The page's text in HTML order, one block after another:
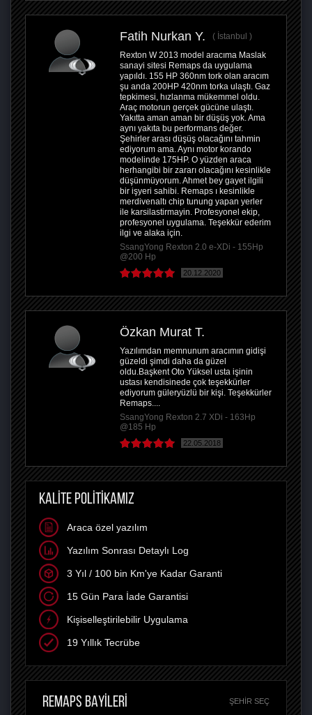
Fatih Nurkan Y.
İstanbul
Rexton W 2013 model aracıma Maslak
sanayi sitesi Remaps da uygulama
yapıldı. 155 HP 360nm tork olan aracım
şu anda 200HP 420nm torka ulaştı. Gaz
tepkimesi, hızlanma mükemmel oldu.
Araç motorun gerçek gücüne ulaştı.
Yakıtta aman aman bir düşüş yok. Ama
aynı yakıta bu performans değer.
Şehirler arası düşüş olacağını tahmin
ediyorum ama. Aynı motor korando
modelinde 175HP. O yüzden araca
herhangibi bir zararı olacağını kesinlikle
düşünmüyorum. Ahmet bey gayet ilgili
bir işyeri sahibi. Remaps ı kesinlikle
merdivenaltı chip tunung yapan yerler
ile karsilastirmayin. Profesyonel ekip,
profesyonel uygulama. Teşekkür ederim
ilgi ve alaka için.
SsangYong Rexton 2.0 e-XDi - 155Hp
@200 Hp
20.12.2020
Özkan Murat T.
Yazılımdan memnunum aracımın gidişi
güzeldi şimdi daha da güzel
oldu.Başkent Oto Yüksel usta işinin
ustası kendisinede çok teşekkürler
ediyorum güleryüzlü bir kişi. Teşekkürler
Remaps....
SsangYong Rexton 2.7 XDi - 163Hp
@185 Hp
22.05.2018
KALİTE POLİTİKAMIZ
Araca özel yazılım
Yazılım Sonrası Detaylı Log
3 Yıl / 100 bin Km'ye Kadar Garanti
15 Gün Para İade Garantisi
Kişiselleştirilebilir Uygulama
19 Yıllık Tecrübe
REMAPS BAYİLERİ ŞEHIR SEÇ